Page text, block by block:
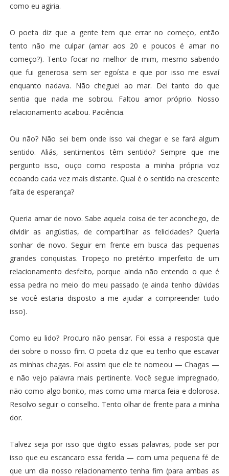
como eu agiria.
O poeta diz que a gente tem que errar no começo, então
tento não me culpar (amar aos 20 e poucos é amar no
começo?). Tento focar no melhor de mim, mesmo sabendo
que fui generosa sem ser egoísta e que por isso me esvaí
enquanto nadava. Não cheguei ao mar. Dei tanto do que
sentia que nada me sobrou. Faltou amor próprio. Nosso
relacionamento acabou. Paciência.
Ou não? Não sei bem onde isso vai chegar e se fará algum
sentido. Aliás, sentimentos têm sentido? Sempre que me
pergunto isso, ouço como resposta a minha própria voz
ecoando cada vez mais distante. Qual é o sentido na crescente
falta de esperança?
Queria amar de novo. Sabe aquela coisa de ter aconchego, de
dividir as angústias, de compartilhar as felicidades? Queria
sonhar de novo. Seguir em frente em busca das pequenas
grandes conquistas. Tropeço no pretérito imperfeito de um
relacionamento desfeito, porque ainda não entendo o que é
essa pedra no meio do meu passado (e ainda tenho dúvidas
se você estaria disposto a me ajudar a compreender tudo
isso).
Como eu lido? Procuro não pensar. Foi essa a resposta que
dei sobre o nosso fim. O poeta diz que eu tenho que escavar
as minhas chagas. Foi assim que ele te nomeou — Chagas —
e não vejo palavra mais pertinente. Você segue impregnado,
não como algo bonito, mas como uma marca feia e dolorosa.
Resolvo seguir o conselho. Tento olhar de frente para a minha
dor.
Talvez seja por isso que digito essas palavras, pode ser por
isso que eu escancaro essa ferida — com uma pequena fé de
que um dia nosso relacionamento tenha fim (para ambas as